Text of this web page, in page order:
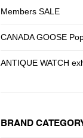
Members SALE
CANADA GOOSE
ANTIQUE WATCH
BRAND